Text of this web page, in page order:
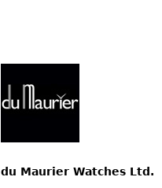
du Maurier Watches Ltd.